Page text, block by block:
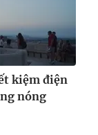
kiệm điện
nóng